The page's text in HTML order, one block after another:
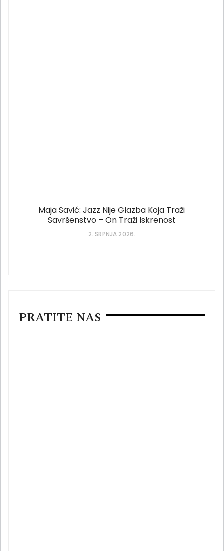
Maja Savić: Jazz Nije Glazba Koja Traži
Savršenstvo – On Traži Iskrenost
2. SRPNJA 2026.
PRATITE NAS